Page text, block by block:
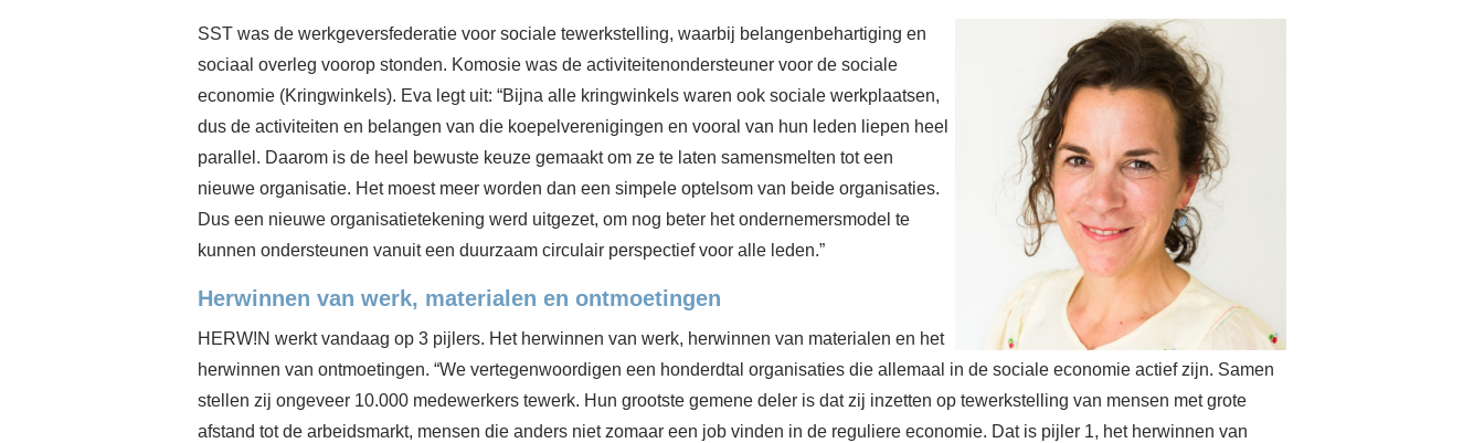
SST was de werkgeversfederatie voor sociale tewerkstelling, waarbij belangenbehartiging en
sociaal overleg voorop stonden. Komosie was de activiteitenondersteuner voor de sociale
economie (Kringwinkels). Eva legt uit: “Bijna alle kringwinkels waren ook sociale werkplaatsen,
dus de activiteiten en belangen van die koepelverenigingen en vooral van hun leden liepen heel
parallel. Daarom is de heel bewuste keuze gemaakt om ze te laten samensmelten tot een
nieuwe organisatie. Het moest meer worden dan een simpele optelsom van beide organisaties.
Dus een nieuwe organisatietekening werd uitgezet, om nog beter het ondernemersmodel te
kunnen ondersteunen vanuit een duurzaam circulair perspectief voor alle leden.”
Herwinnen van werk, materialen en ontmoetingen
HERW!N werkt vandaag op 3 pijlers. Het herwinnen van werk, herwinnen van materialen en het
herwinnen van ontmoetingen. “We vertegenwoordigen een honderdtal organisaties die allemaal in de sociale economie actief zijn. Samen
stellen zij ongeveer 10.000 medewerkers tewerk. Hun grootste gemene deler is dat zij inzetten op tewerkstelling van mensen met grote
afstand tot de arbeidsmarkt, mensen die anders niet zomaar een job vinden in de reguliere economie. Dat is pijler 1, het herwinnen van